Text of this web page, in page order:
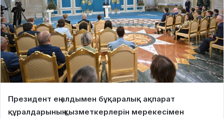
Президент ең алдымен бұқаралық ақпарат
құралдарының қызметкерлерін мерекесімен